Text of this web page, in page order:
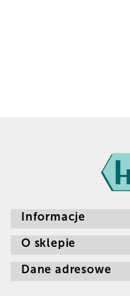
Dane adresowe
Informacje
O sklepie